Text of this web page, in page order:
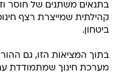
בתנאים משתנים של חוסר
קהילתית שמייצרת רצף
ביטחון.
בתוך המציאות הזו, גם
מערכת חינוך שמתמודדת